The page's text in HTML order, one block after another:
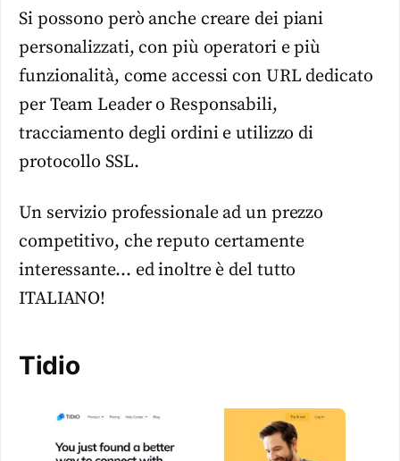
Si possono però anche creare dei piani
personalizzati, con più operatori e più
funzionalità, come accessi con URL dedicato
per Team Leader o Responsabili,
tracciamento degli ordini e utilizzo di
protocollo SSL.
Un servizio professionale ad un prezzo
competitivo, che reputo certamente
interessante… ed inoltre è del tutto
ITALIANO!
Tidio